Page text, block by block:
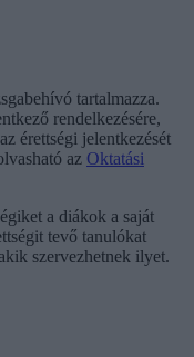
tartalmazza.
rendelkezésére,
érettségi jelentkezését
az Oktatási
a diákok a saját
tevő tanulókat
szervezhetnek ilyet.